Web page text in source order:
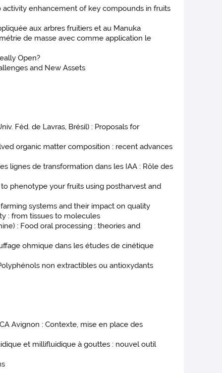
activity enhancement of key compounds in fruits
aux arbres fruitiers et au Manuka
de masse avec comme application le
Open?
and New Assets
Féd. de Lavras, Brésil) : Proposals for
organic matter composition : recent advances
lignes de transformation dans les IAA : Rôle des
phenotype your fruits using postharvest and
systems and their impact on quality
: from tissues to molecules
: Food oral processing : theories and
ohmique dans les études de cinétique
non extractibles ou antioxydants
Avignon : Contexte, mise en place des
et millifluidique à gouttes : nouvel outil